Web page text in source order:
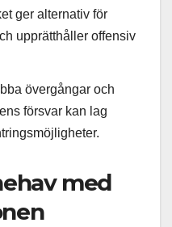
ger alternativ för
upprätthåller offensiv
övergångar och
försvar kan lag
med